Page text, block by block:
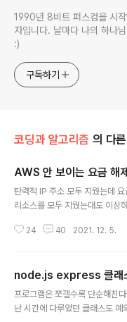
1990년 8비트 퍼스컴을 시
자입니다. 날마다 나의 하나
:)
구독하기
코딩과 알고리즘 의 다
AWS 안 보이는 요금 해
탄력적 IP 주소 모두 지웠는데
리소스를 모두 지웠는대도 이상
리되는 요금 체계 때문인데요. 유
연결되어 있는 탄력적 IP 는 요금
턴스가 꺼져 있거나 인스턴스를
소는 외톨이가 되면서, 인스턴스
24 40 2021. 12. 5.
node.js express 클래
프로그램은 쪼갤수록 단순해진
난 시간에 다루었던 클래스도 예